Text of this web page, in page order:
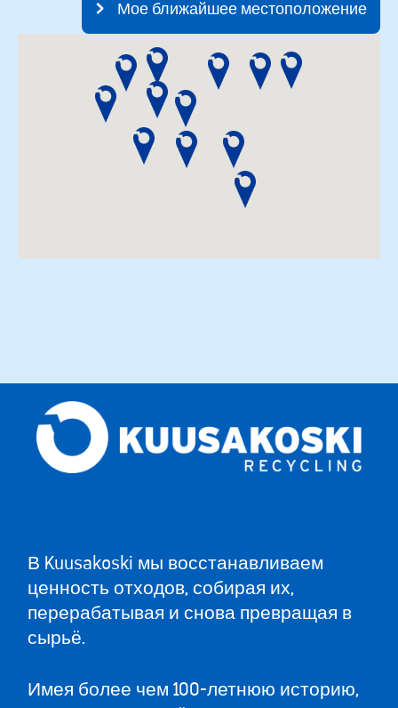
Мое ближайшее местоположение
В Kuusakoski мы восстанавливаем
ценность отходов, собирая их,
перерабатывая и снова превращая в
сырьё.
Имея более чем 100-летнюю историю,